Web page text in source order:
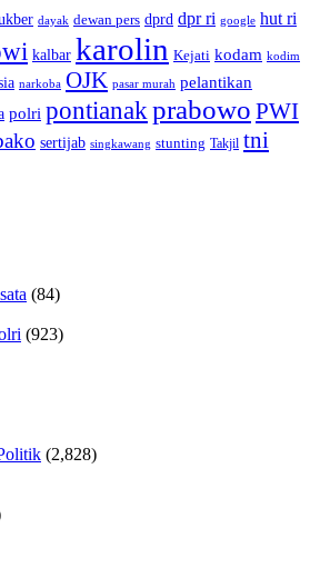
dayak dewan pers dprd dpr ri google hut ri
kalbar karolin Kejati kodam kodim
narkoba OJK pasar murah pelantikan
polri pontianakprabowo PWI
sertijab singkawang stunting Takjil tni
(84)
(923)
(2,828)